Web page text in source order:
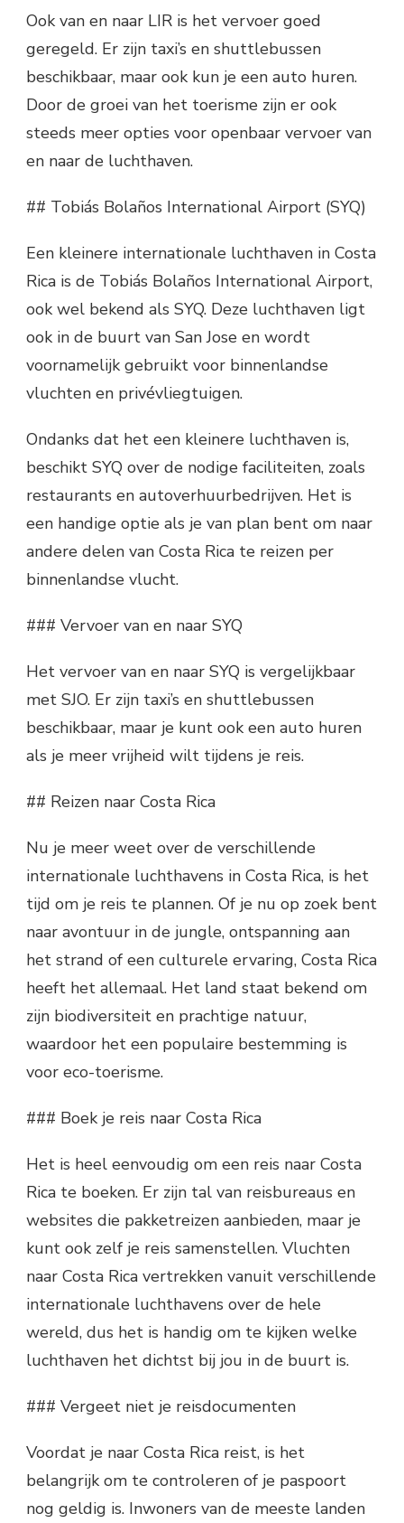
Ook van en naar LIR is het vervoer goed
geregeld. Er zijn taxi’s en shuttlebussen
beschikbaar, maar ook kun je een auto huren.
Door de groei van het toerisme zijn er ook
steeds meer opties voor openbaar vervoer van
en naar de luchthaven.
## Tobiás Bolaños International Airport (SYQ)
Een kleinere internationale luchthaven in Costa
Rica is de Tobiás Bolaños International Airport,
ook wel bekend als SYQ. Deze luchthaven ligt
ook in de buurt van San Jose en wordt
voornamelijk gebruikt voor binnenlandse
vluchten en privévliegtuigen.
Ondanks dat het een kleinere luchthaven is,
beschikt SYQ over de nodige faciliteiten, zoals
restaurants en autoverhuurbedrijven. Het is
een handige optie als je van plan bent om naar
andere delen van Costa Rica te reizen per
binnenlandse vlucht.
### Vervoer van en naar SYQ
Het vervoer van en naar SYQ is vergelijkbaar
met SJO. Er zijn taxi’s en shuttlebussen
beschikbaar, maar je kunt ook een auto huren
als je meer vrijheid wilt tijdens je reis.
## Reizen naar Costa Rica
Nu je meer weet over de verschillende
internationale luchthavens in Costa Rica, is het
tijd om je reis te plannen. Of je nu op zoek bent
naar avontuur in de jungle, ontspanning aan
het strand of een culturele ervaring, Costa Rica
heeft het allemaal. Het land staat bekend om
zijn biodiversiteit en prachtige natuur,
waardoor het een populaire bestemming is
voor eco-toerisme.
### Boek je reis naar Costa Rica
Het is heel eenvoudig om een reis naar Costa
Rica te boeken. Er zijn tal van reisbureaus en
websites die pakketreizen aanbieden, maar je
kunt ook zelf je reis samenstellen. Vluchten
naar Costa Rica vertrekken vanuit verschillende
internationale luchthavens over de hele
wereld, dus het is handig om te kijken welke
luchthaven het dichtst bij jou in de buurt is.
### Vergeet niet je reisdocumenten
Voordat je naar Costa Rica reist, is het
belangrijk om te controleren of je paspoort
nog geldig is. Inwoners van de meeste landen